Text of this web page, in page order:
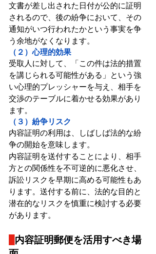
文書が差し出された日付が公的に証明
されるので、後の紛争において、その
通知がいつ行われたかという事実を争
う余地がなくなります。
（２）心理的効果
受取人に対して、「この件は法的措置
を講じられる可能性がある」という強
い心理的プレッシャーを与え、相手を
交渉のテーブルに着かせる効果があり
ます。
（３）紛争リスク
内容証明の利用は、しばしば法的な紛
争の開始を意味します。
内容証明を送付することにより、相手
方との関係性を不可逆的に悪化させ、
訴訟リスクを早期に高める可能性もあ
ります。送付する前に、法的な目的と
潜在的なリスクを慎重に検討する必要
があります。
内容証明郵便を活用すべき場